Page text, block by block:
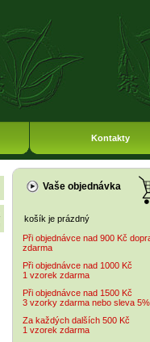
Kontakty
Vaše objednávka
košík je prázdný
Při objednávce nad 900 Kč
zdarma
Při objednávce nad 1000 Kč
1 vzorek zdarma
Při objednávce nad 1500 Kč
3 vzorky zdarma nebo sleva 5%
Za každých dalších 500 Kč
1 vzorek zdarma